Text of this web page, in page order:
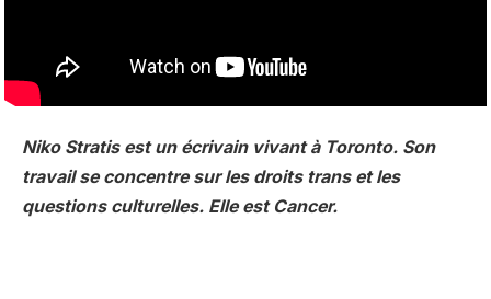
Niko Stratis est un écrivain vivant à Toronto. Son
travail se concentre sur les droits trans et les
questions culturelles. Elle est Cancer.